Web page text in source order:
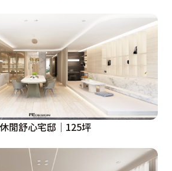
閒舒心宅邸│125坪